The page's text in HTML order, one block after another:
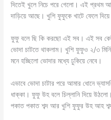
দিতেই খুলে নিচে পরে গেলো। এই প্রথম
দাড়িয়ে আছে। খুশি ফুফুকে খাটে ফেলে
ফুফু বলে ছি কি করছো এই সব। এই সব
ভোদা চাটতে থাকলাম। খুশি ফুফুও ২/৩
মনে হচ্ছিলো ভোদার মধ্যে ঢুকিয়ে নেবে।
এভাবে ভোদা চাটার পরে আমার ধোনে
ধাক্কা। ফুফু উহ বলে চিল্লানি দিয়ে
পকাত পকাত শব্দ আর খুশি ফুফুর উহ আহ